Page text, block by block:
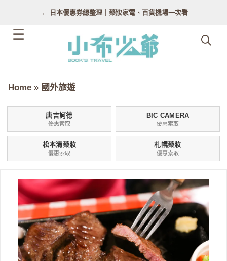
日本優惠券總整理｜藥妝家電、百貨機場一次看
Home » 國外旅遊
唐吉訶德
優惠索取
BIC CAMERA
優惠索取
松本清藥妝
優惠索取
札幌藥妝
優惠索取